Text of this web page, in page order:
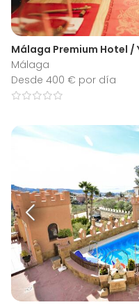
Málaga Premium Hotel /
Málaga
Desde 400 € por día